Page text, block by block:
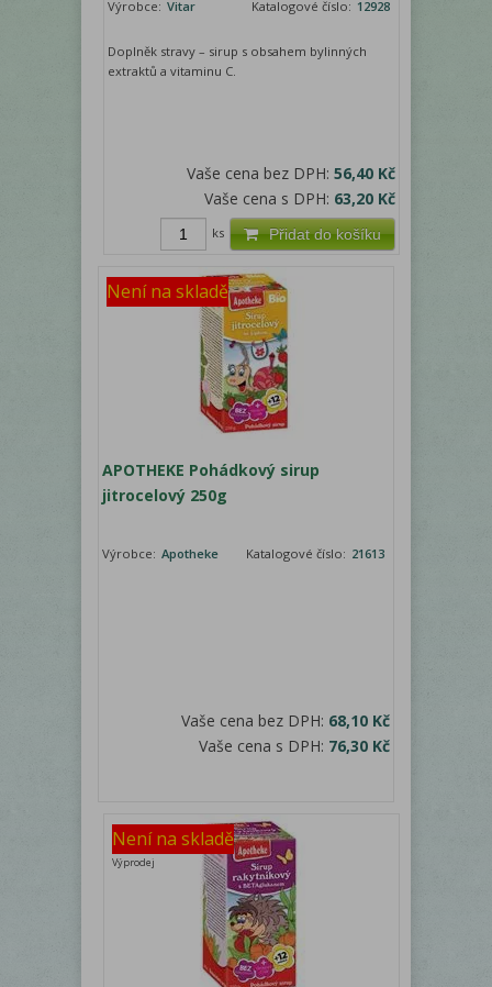
Výrobce: Vitar Katalogové číslo: 12928
Doplněk stravy – sirup s obsahem bylinných
extraktů a vitaminu C.
Vaše cena bez DPH:56,40 Kč
Vaše cena s DPH: 63,20 Kč
Přidat do košíku
ks
Není na skladě
APOTHEKE Pohádkový sirup
jitrocelový 250g
Výrobce: Apotheke Katalogové číslo: 21613
Vaše cena bez DPH: 68,10 Kč
Vaše cena s DPH: 76,30 Kč
Není na skladě
Výprodej